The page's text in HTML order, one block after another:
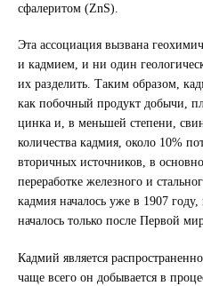
сфалеритом (ZnS).
Эта ассоциация вызвана
и кадмием, и ни один
их разделить. Таким образом,
как побочный продукт добычи,
цинка и, в меньшей степени,
количества кадмия, около 10%
вторичных источников, в
переработке железного и
кадмия началось уже в 1907
началось только после Первой
Кадмий является
чаще всего он добывается в